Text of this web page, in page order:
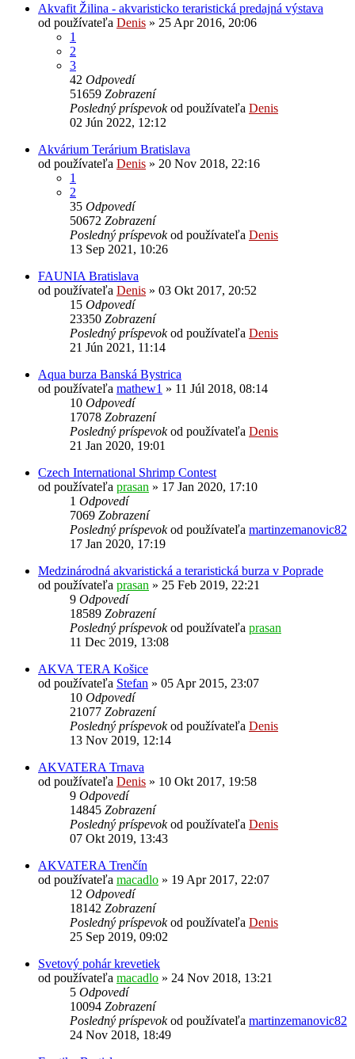
Akvafit Žilina - akvaristicko teraristická predajná výstava
od používateľa Denis » 25 Apr 2016, 20:06
1
2
3
42 Odpovedí
51659 Zobrazení
Posledný príspevokod používateľa Denis
02 Jún 2022, 12:12
Akvárium Terárium Bratislava
od používateľa Denis » 20 Nov 2018, 22:16
1
2
35 Odpovedí
50672 Zobrazení
Posledný príspevokod používateľa Denis
13 Sep 2021, 10:26
FAUNIA Bratislava
od používateľa Denis » 03 Okt 2017, 20:52
15 Odpovedí
23350 Zobrazení
Posledný príspevokod používateľa Denis
21 Jún 2021, 11:14
Aqua burza Banská Bystrica
od používateľa mathew1 » 11 Júl 2018, 08:14
10 Odpovedí
17078 Zobrazení
Posledný príspevokod používateľa Denis
21 Jan 2020, 19:01
Czech International Shrimp Contest
od používateľa prasan » 17 Jan 2020, 17:10
1 Odpovedí
7069 Zobrazení
Posledný príspevokod používateľa martinzemanovic82
17 Jan 2020, 17:19
Medzinárodná akvaristická a teraristická burza v Poprade
od používateľa prasan » 25 Feb 2019, 22:21
9 Odpovedí
18589 Zobrazení
Posledný príspevokod používateľa prasan
11 Dec 2019, 13:08
AKVA TERA Košice
od používateľa Stefan » 05 Apr 2015, 23:07
10 Odpovedí
21077 Zobrazení
Posledný príspevokod používateľa Denis
13 Nov 2019, 12:14
AKVATERA Trnava
od používateľa Denis » 10 Okt 2017, 19:58
9 Odpovedí
14845 Zobrazení
Posledný príspevokod používateľa Denis
07 Okt 2019, 13:43
AKVATERA Trenčín
od používateľa macadlo » 19 Apr 2017, 22:07
12 Odpovedí
18142 Zobrazení
Posledný príspevokod používateľa Denis
25 Sep 2019, 09:02
Svetový pohár krevetiek
od používateľa macadlo » 24 Nov 2018, 13:21
5 Odpovedí
10094 Zobrazení
Posledný príspevokod používateľa martinzemanovic82
24 Nov 2018, 18:49